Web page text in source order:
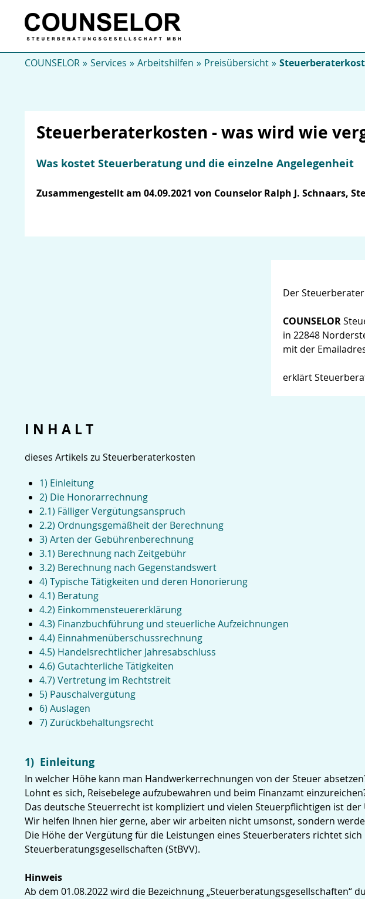
COUNSELOR Services Arbeitshilfen Preisübersicht
Steuerberaterkosten - was wird wie
Was kostet Steuerberatung und die einzelne Angelegenheit
Zusammengestellt am 04.09.2021 von Counselor Ralph J. Schnaars,
Der
COUNSELOR
in 22848
mit der
erklärt
I N H A L T
dieses Artikels zu Steuerberaterkosten
1) Einleitung
2) Die Honorarrechnung
2.1) Fälliger Vergütungsanspruch
2.2) Ordnungsgemäßheit der Berechnung
3) Arten der Gebührenberechnung
3.1) Berechnung nach Zeitgebühr
3.2) Berechnung nach Gegenstandswert
4) Typische Tätigkeiten und deren Honorierung
4.1) Beratung
4.2) Einkommensteuererklärung
4.3) Finanzbuchführung und steuerliche Aufzeichnungen
4.4) Einnahmenüberschussrechnung
4.5) Handelsrechtlicher Jahresabschluss
4.6) Gutachterliche Tätigkeiten
4.7) Vertretung im Rechtstreit
5) Pauschalvergütung
6) Auslagen
7) Zurückbehaltungsrecht
1) Einleitung
In welcher Höhe kann man Handwerkerrechnungen von der Steuer
Lohnt es sich, Reisebelege aufzubewahren und beim Finanzamt
Das deutsche Steuerrecht ist kompliziert und vielen Steuerpflichtigen ist
Wir helfen Ihnen hier gerne, aber wir arbeiten nicht umsonst, sondern
Die Höhe der Vergütung für die Leistungen eines Steuerberaters richtet
Steuerberatungsgesellschaften (StBVV).
Hinweis
Ab dem 01.08.2022 wird die Bezeichnung „Steuerberatungsgesellschaften“